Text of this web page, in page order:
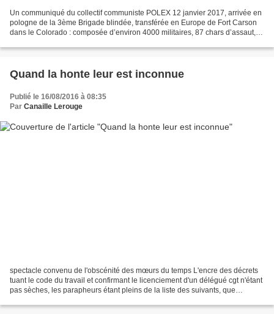
Un communiqué du collectif communiste POLEX 12 janvier 2017, arrivée en
pologne de la 3ème Brigade blindée, transférée en Europe de Fort Carson
dans le Colorado : composée d’environ 4000 militaires, 87 chars d’assaut,
Quand la honte leur est inconnue
Publié le 16/08/2016 à 08:35
Par Canaille Lerouge
spectacle convenu de l'obscénité des mœurs du temps L'encre des décrets
tuant le code du travail et confirmant le licenciement d'un délégué cgt n'étant
pas sèches, les parapheurs étant pleins de la liste des suivants, que